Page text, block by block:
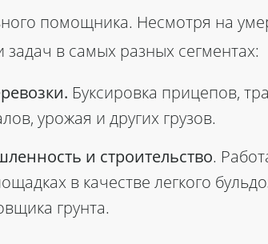
помощника. Несмотря на
в самых разных сегментах:
Буксировка прицепов,
урожая и других грузов.
и строительство.
в качестве легкого
грунта.